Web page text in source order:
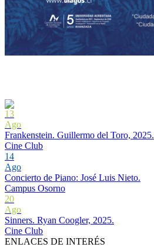
13
Ago
Frankenstein. Guillermo del Toro, 2025.
Cine Club
14
Ago
Concierto de Piano: José Luis Nieto.
Campus Osorno
20
Ago
Sinners. Ryan Coogler, 2025.
Cine Club
ENLACES DE INTERÉS